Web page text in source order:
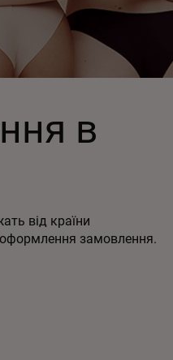
в
від країни
оформлення замовлення.